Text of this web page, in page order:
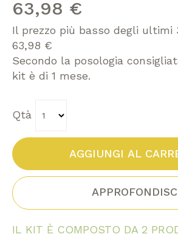
63,98 €
Il prezzo più basso degli ultimi
63,98 €
Secondo la posologia
kit è di 1 mese.
Qtà
AGGIUNGI AL
IL KIT È COMPOSTO DA 2